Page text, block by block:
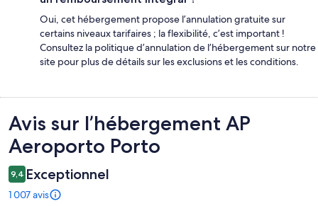
Oui, cet hébergement propose l’annulation gratuite sur
certains niveaux tarifaires ; la flexibilité, c’est important !
Consultez la politique d’annulation de l’hébergement sur notre
site pour plus de détails sur les exclusions et les conditions.
Avis
Avis sur l’hébergement AP
Aeroporto Porto
9,4 Exceptionnel
1 007 avis